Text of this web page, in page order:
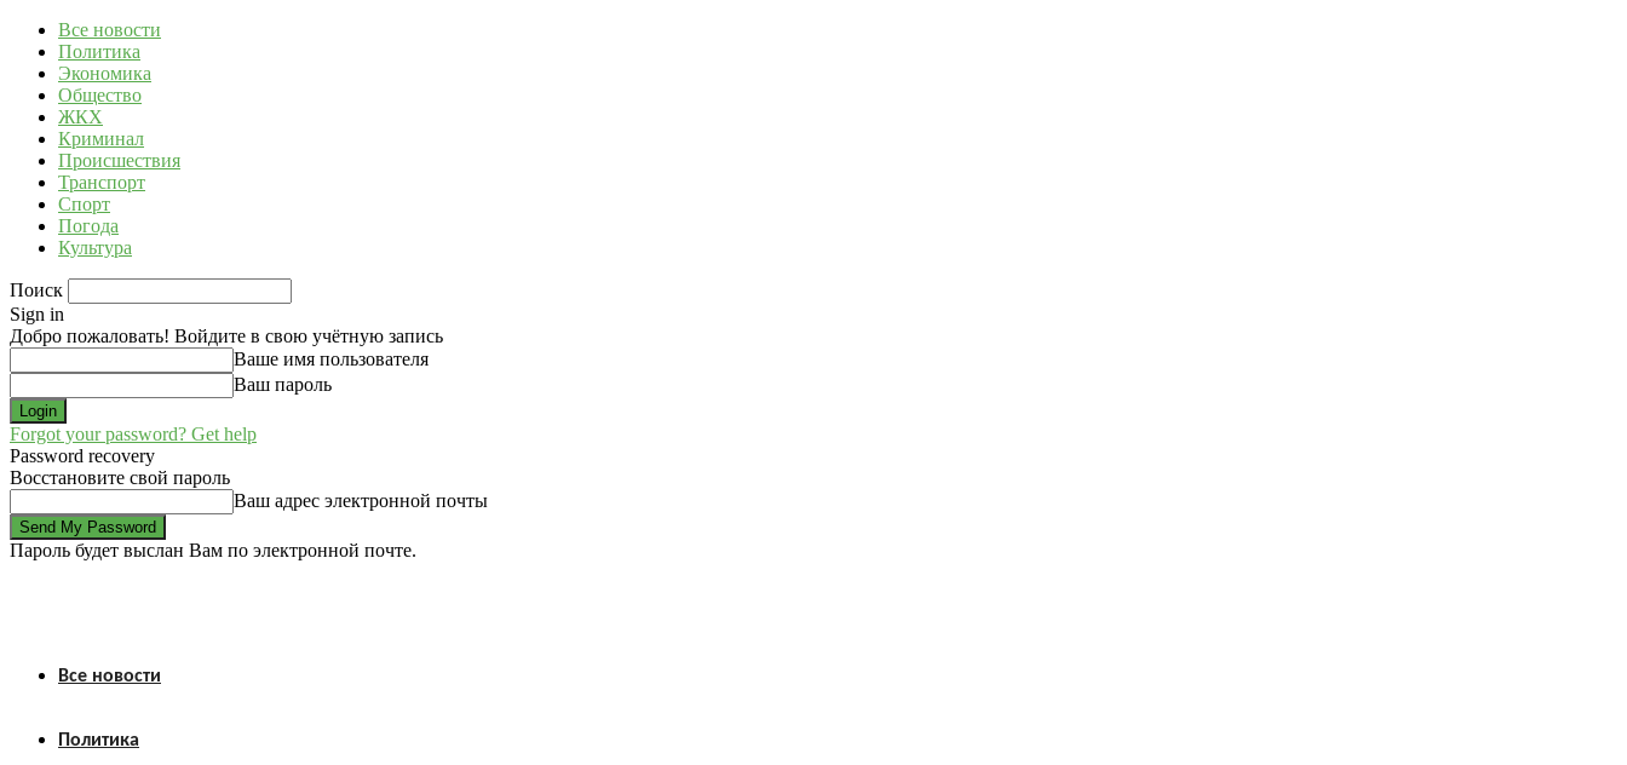
Все новости
Политика
Экономика
Общество
ЖКХ
Криминал
Происшествия
Транспорт
Спорт
Погода
Культура
Поиск
Sign in
Добро пожаловать! Войдите в свою учётную запись
Ваше имя пользователя
Ваш пароль
Forgot your password? Get help
Password recovery
Восстановите свой пароль
Ваш адрес электронной почты
Пароль будет выслан Вам по электронной почте.
Все новости
Политика